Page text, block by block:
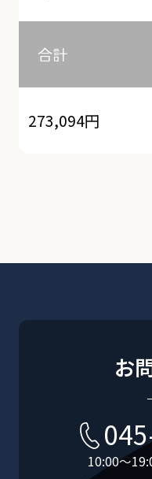
合計
273,094円
お
10:00〜